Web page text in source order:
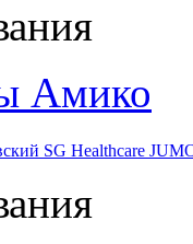
Амико
SG Healthcare